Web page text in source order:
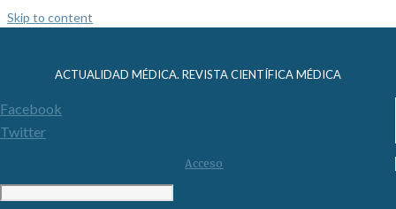
Skip to content
ACTUALIDAD MÉDICA. REVISTA CIENTÍFICA MÉDICA
Facebook
Twitter
Acceso